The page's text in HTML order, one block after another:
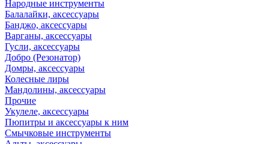
Народные инструменты
Балалайки, аксессуары
Банджо, аксессуары
Варганы, аксессуары
Гусли, аксессуары
Добро (Резонатор)
Домры, аксессуары
Колесные лиры
Мандолины, аксессуары
Прочие
Укулеле, аксессуары
Пюпитры и аксессуары к ним
Смычковые инструменты